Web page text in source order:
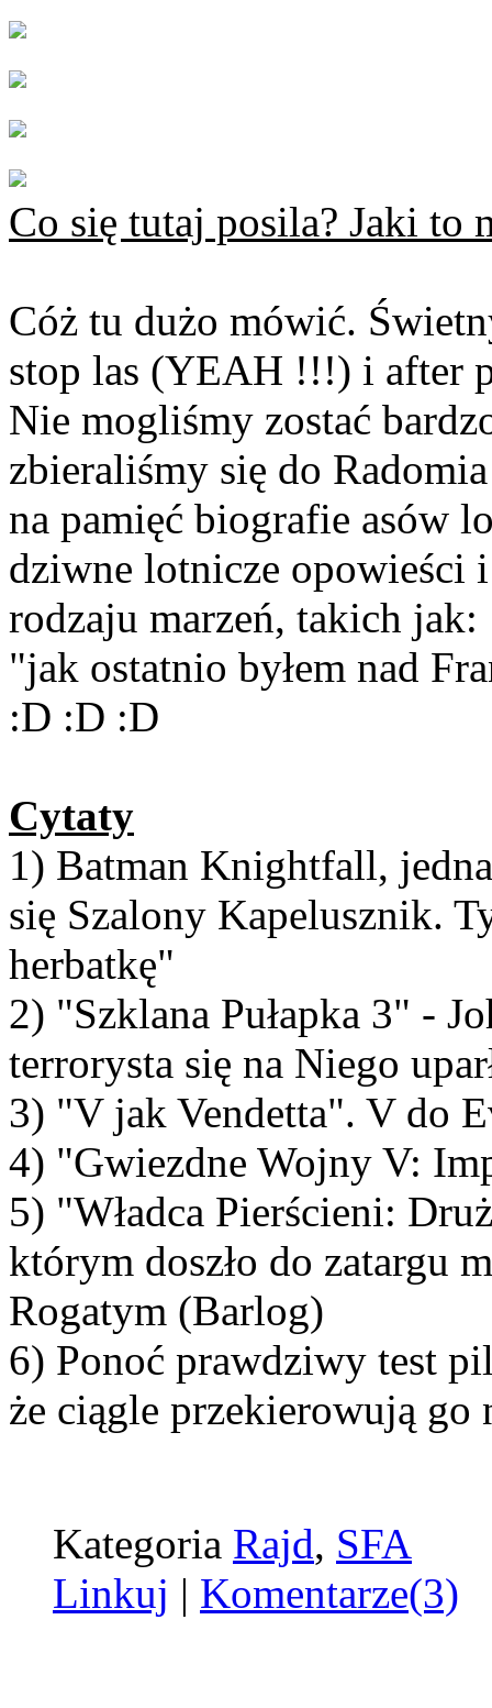
Co się tutaj posila? Jaki to
Cóż tu dużo mówić.
stop las (YEAH !!!) i after
Nie mogliśmy zostać
zbieraliśmy się do
na pamięć biografie asów
dziwne lotnicze opowieści
rodzaju marzeń, takich jak:
"jak ostatnio byłem nad
:D :D :D
Cytaty
1) Batman Knightfall,
się Szalony Kapelusznik.
herbatkę"
2) "Szklana Pułapka 3" -
terrorysta się na Niego
3) "V jak Vendetta". V do
4) "Gwiezdne Wojny V:
5) "Władca Pierścieni:
którym doszło do zatargu
Rogatym (Barlog)
6) Ponoć prawdziwy test
że ciągle przekierowują go
Kategoria Rajd, SFA
Linkuj | Komentarze(3)